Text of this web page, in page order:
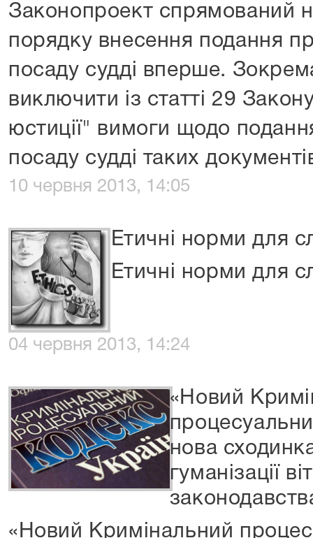
Законопроект спрямований
порядку внесення подання
посаду судді вперше.
виключити із статті 29
юстиції" вимоги щодо
посаду судді таких
10 червня 2013, 14:05
Етичні норми для
Етичні норми для
04 червня 2013, 14:24
«Новий
нова
гуманізації
«Новий Кримінальний